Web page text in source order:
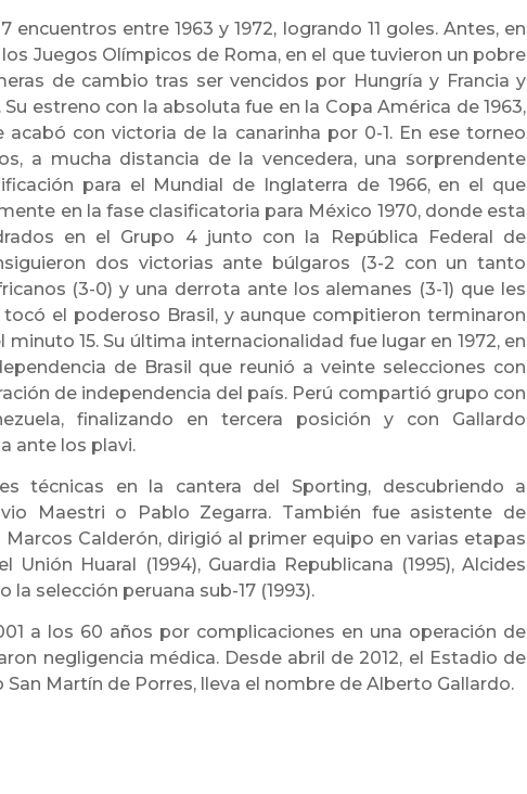
entre 1963 y 1972, logrando 11 goles. Antes, en
Juegos Olímpicos de Roma, en el que tuvieron un pobre
de cambio tras ser vencidos por Hungría y Francia y
estreno con la absoluta fue en la Copa América de 1963,
con victoria de la canarinha por 0-1. En ese torneo
a mucha distancia de la vencedera, una sorprendente
para el Mundial de Inglaterra de 1966, en el que
en la fase clasificatoria para México 1970, donde esta
en el Grupo 4 junto con la República Federal de
dos victorias ante búlgaros (3-2 con un tanto
(3-0) y una derrota ante los alemanes (3-1) que les
el poderoso Brasil, y aunque compitieron terminaron
15. Su última internacionalidad fue lugar en 1972, en
de Brasil que reunió a veinte selecciones con
de independencia del país. Perú compartió grupo con
finalizando en tercera posición y con Gallardo
ante los plavi.
técnicas en la cantera del Sporting, descubriendo a
Maestri o Pablo Zegarra. También fue asistente de
Calderón, dirigió al primer equipo en varias etapas
Huaral (1994), Guardia Republicana (1995), Alcides
la selección peruana sub-17 (1993).
a los 60 años por complicaciones en una operación de
negligencia médica. Desde abril de 2012, el Estadio de
Martín de Porres, lleva el nombre de Alberto Gallardo.